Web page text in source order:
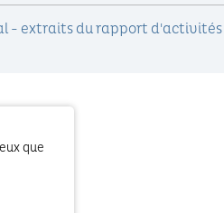
- extraits du rapport d'activités
que